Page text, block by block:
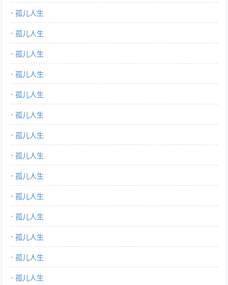
孤儿人生
孤儿人生
孤儿人生
孤儿人生
孤儿人生
孤儿人生
孤儿人生
孤儿人生
孤儿人生
孤儿人生
孤儿人生
孤儿人生
孤儿人生
孤儿人生